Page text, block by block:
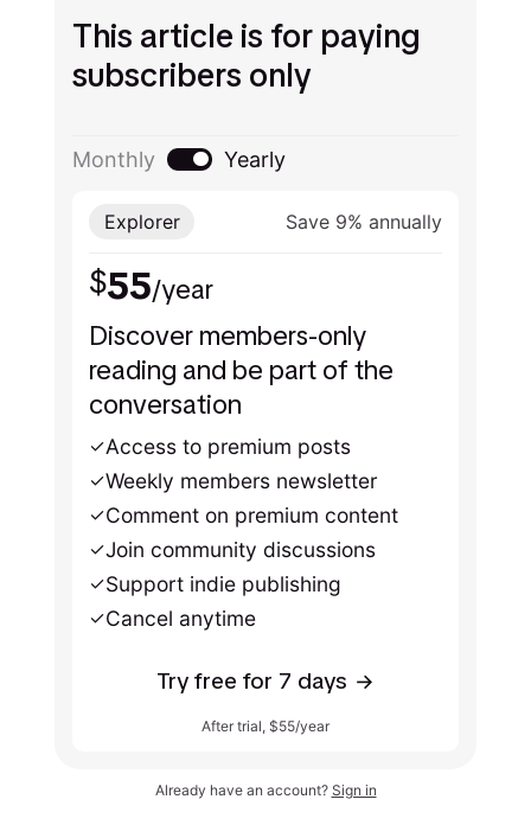
This article is for paying
subscribers only
Monthly Yearly
Explorer Save 9% annually
$55/year
Discover members-only
reading and be part of the
conversation
Access to premium posts
Weekly members newsletter
Comment on premium content
Join community discussions
Support indie publishing
Cancel anytime
Try free for 7 days
After trial, $55/year
Already have an account? Sign in